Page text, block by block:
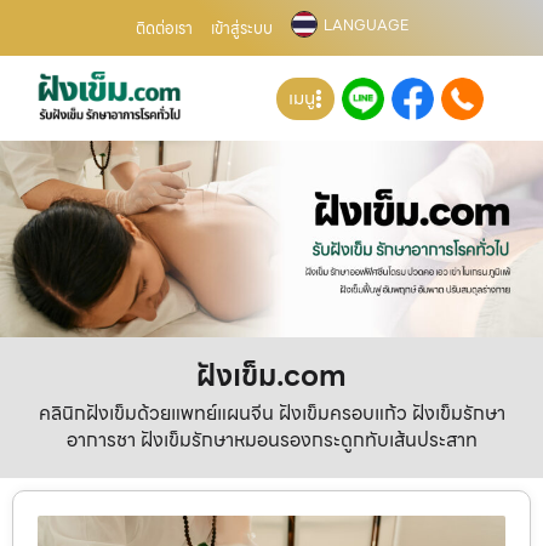
ติดต่อเรา เข้าสู่ระบบ LANGUAGE
เมนู
ฝังเข็ม.com
คลินิกฝังเข็มด้วยแพทย์แผนจีน ฝังเข็มครอบแก้ว ฝังเข็มรักษา
อาการชา ฝังเข็มรักษาหมอนรองกระดูกทับเส้นประสาท